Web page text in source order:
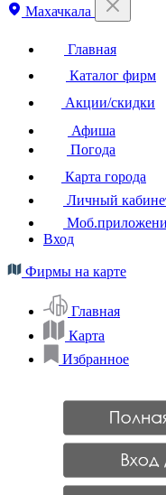
Махачкала
Главная
Каталог фирм
Акции/скидки
Афиша
Погода
Карта города
Личный
Вход
Фирмы на карте
Главная
Карта
Избранное